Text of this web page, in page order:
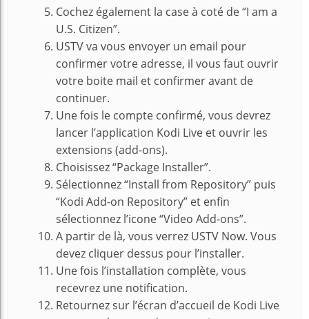
Cochez également la case à coté de “I am a
U.S. Citizen”.
USTV va vous envoyer un email pour
confirmer votre adresse, il vous faut ouvrir
votre boite mail et confirmer avant de
continuer.
Une fois le compte confirmé, vous devrez
lancer l’application Kodi Live et ouvrir les
extensions (add-ons).
Choisissez “Package Installer”.
Sélectionnez “Install from Repository” puis
“Kodi Add-on Repository” et enfin
sélectionnez l’icone “Video Add-ons”.
A partir de là, vous verrez USTV Now. Vous
devez cliquer dessus pour l’installer.
Une fois l’installation complète, vous
recevrez une notification.
Retournez sur l’écran d’accueil de Kodi Live